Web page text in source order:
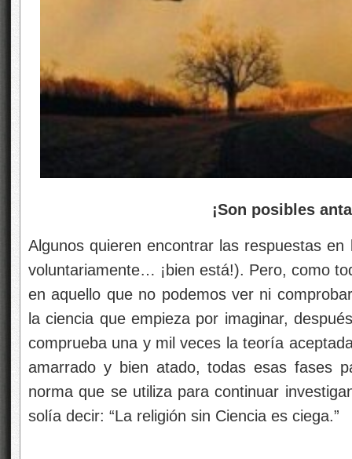
¡Son posibles antas
Algunos quieren encontrar las respuestas
voluntariamente… ¡bien está!). Pero, como
en aquello que no podemos ver ni
la ciencia que empieza por imaginar,
comprueba una y mil veces la teoría
amarrado y bien atado, todas esas fases
norma que se utiliza para continuar
solía decir: “La religión sin Ciencia es ciega.”